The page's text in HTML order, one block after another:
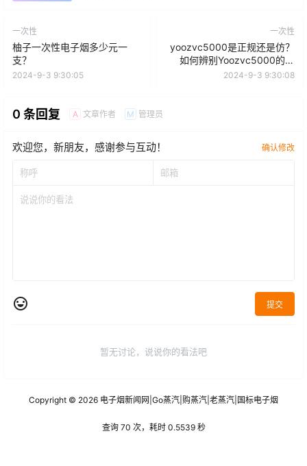
一次性
柚子一次性电子烟多少元一
支？
2024-9-3 9:30:05
一次性
yoozvc5000是正规还是仿？
如何辨别Yoozvc5000的真
假？
2024-9-3 9:30:08
0 条回复 A 文章作者 M 管理员
欢迎您，新朋友，感谢参与互动！ 确认修改
提交
暂无讨论，说说你的看法吧
Copyright © 2026 电子烟新闻网 Go蒸汽 购蒸汽 老蒸汽 国标电子烟
查询 70 次，耗时 0.5539 秒